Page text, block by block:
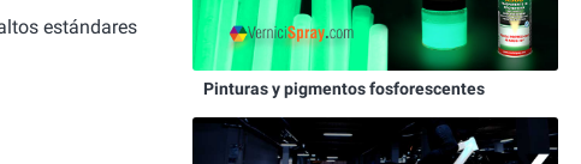
estándares
Pinturas y pigmentos fosforescentes